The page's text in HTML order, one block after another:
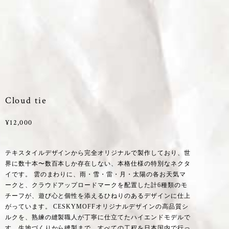
Cloud tie
¥12,000
テキスタイルデザインから完全オリジナルで製作しており、世
界に数十本〜数百本しか存在しない、本格仕様の特別なネクタ
イです。 雲のまわりに、雨・雪・雷・月・太陽の各お天気マ
ークと、クラウドアップロードマークを配置した計6種類のモ
チーフが、遊び心と個性を添えるひねりのあるデザインに仕上
がっています。 CESKYMOFFオリジナルデザインの高品質シ
ルクを、熟練の縫製職人が丁寧に仕立てたハイエンドモデルで